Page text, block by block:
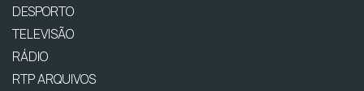
DESPORTO
TELEVISÃO
RÁDIO
RTP ARQUIVOS